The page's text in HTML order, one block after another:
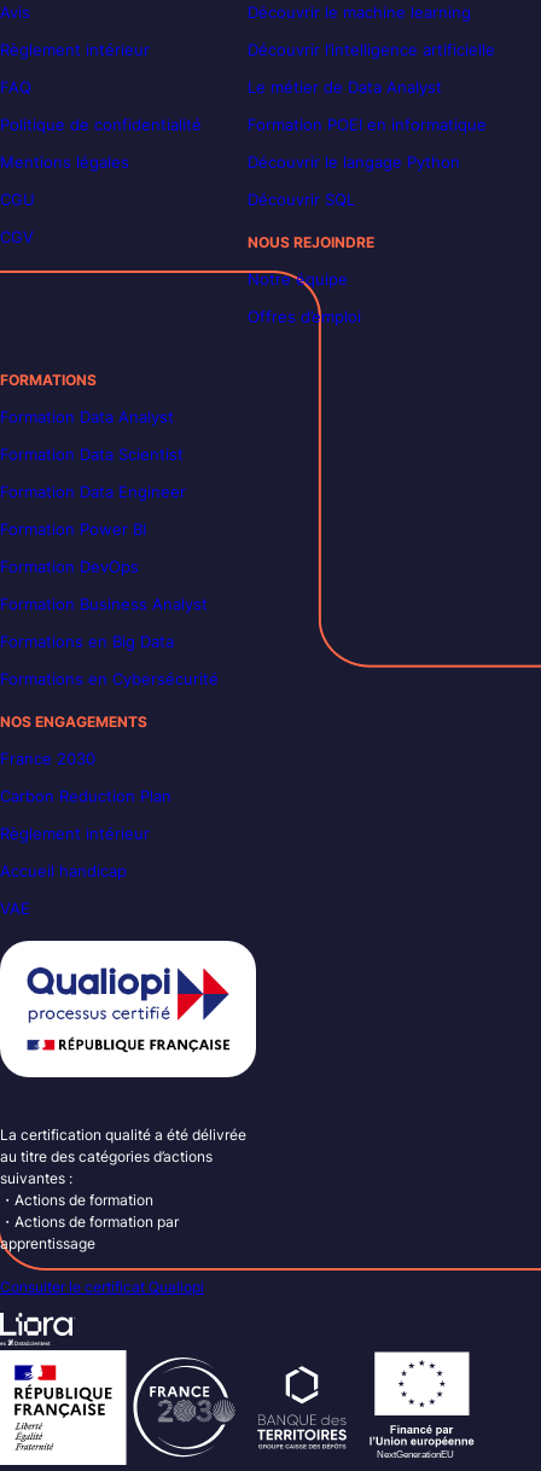
Avis
Règlement intérieur
FAQ
Politique de confidentialité
Mentions légales
CGU
CGV
Découvrir le machine learning
Découvrir l’intelligence artificielle
Le métier de Data Analyst
Formation POEI en informatique
Découvrir le langage Python
Découvrir SQL
NOUS REJOINDRE
Notre équipe
Offres d’emploi
FORMATIONS
Formation Data Analyst
Formation Data Scientist
Formation Data Engineer
Formation Power BI
Formation DevOps
Formation Business Analyst
Formations en Big Data
Formations en Cybersécurité
NOS ENGAGEMENTS
France 2030
Carbon Reduction Plan
Règlement intérieur
Accueil handicap
VAE
La certification qualité a été délivrée
au titre des catégories d’actions
suivantes :
・Actions de formation
・Actions de formation par
apprentissage
Consulter le certificat Qualiopi